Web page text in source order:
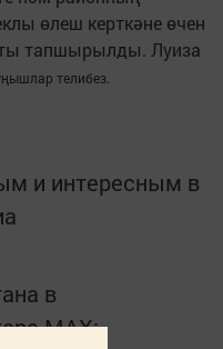
өлеш керткәне өчен
тапшырылды. Луиза
телибез.
и интересным в
в
MАХ: